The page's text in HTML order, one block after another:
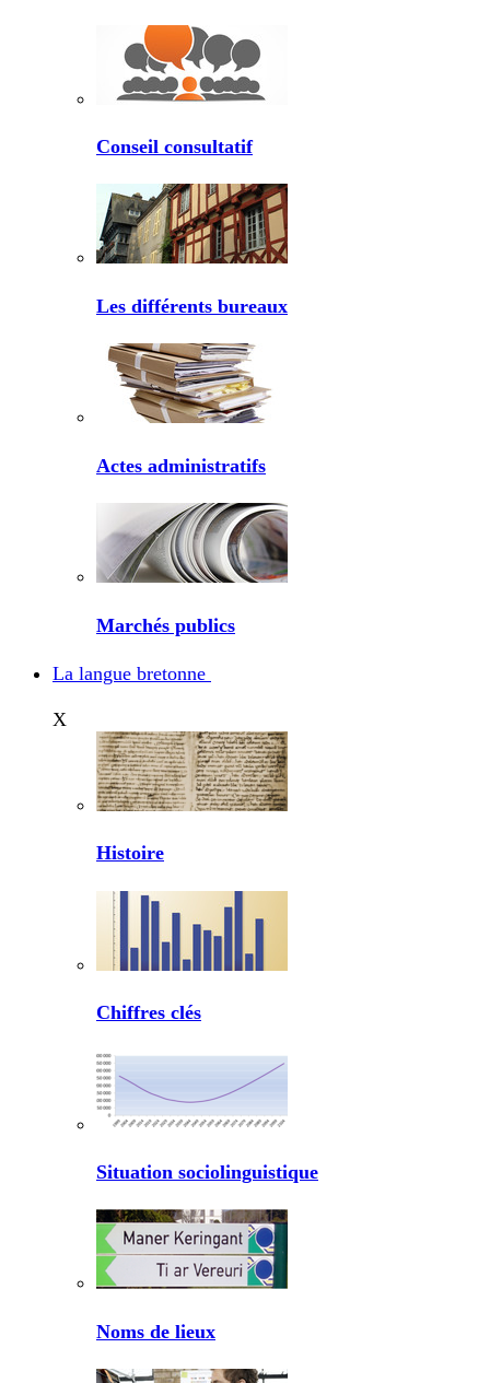
Conseil consultatif
Les différents bureaux
Actes administratifs
Marchés publics
La langue bretonne
X
Histoire
Chiffres clés
Situation sociolinguistique
Noms de lieux